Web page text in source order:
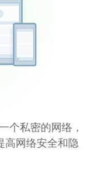
个私密的网络，
高网络安全和隐